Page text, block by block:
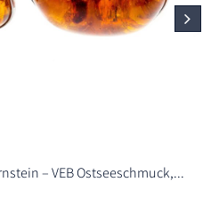
– VEB Ostseeschmuck,...